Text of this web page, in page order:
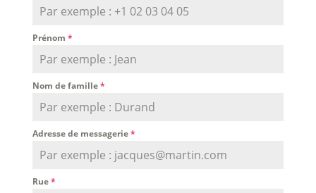
Prénom *
Nom de famille*
Adresse de messagerie*
Rue*